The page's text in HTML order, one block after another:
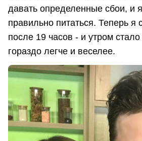
давать определенные сбои, и
правильно питаться. Теперь я
после 19 часов - и утром
гораздо легче и веселее.